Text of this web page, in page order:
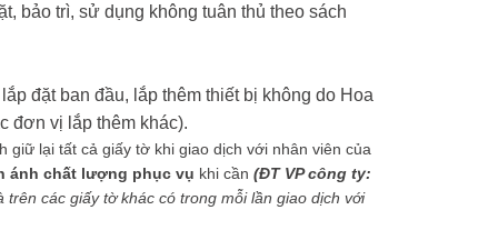
bảo trì, sử dụng không tuân thủ theo sách
đặt ban đầu, lắp thêm thiết bị không do Hoa
đơn vị lắp thêm khác).
lại tất cả giấy tờ khi giao dịch với nhân viên của
ánh chất lượng phục vụ khi cần (ĐT VP công ty:
các giấy tờ khác có trong mỗi lần giao dịch với